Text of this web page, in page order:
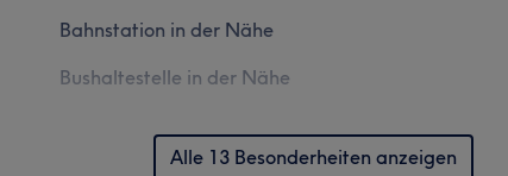
Bahnstation in der Nähe
Bushaltestelle in der Nähe
Alle 13 Besonderheiten anzeigen